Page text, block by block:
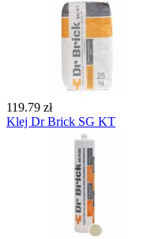
119.79 zł
Klej Dr Brick SG KT